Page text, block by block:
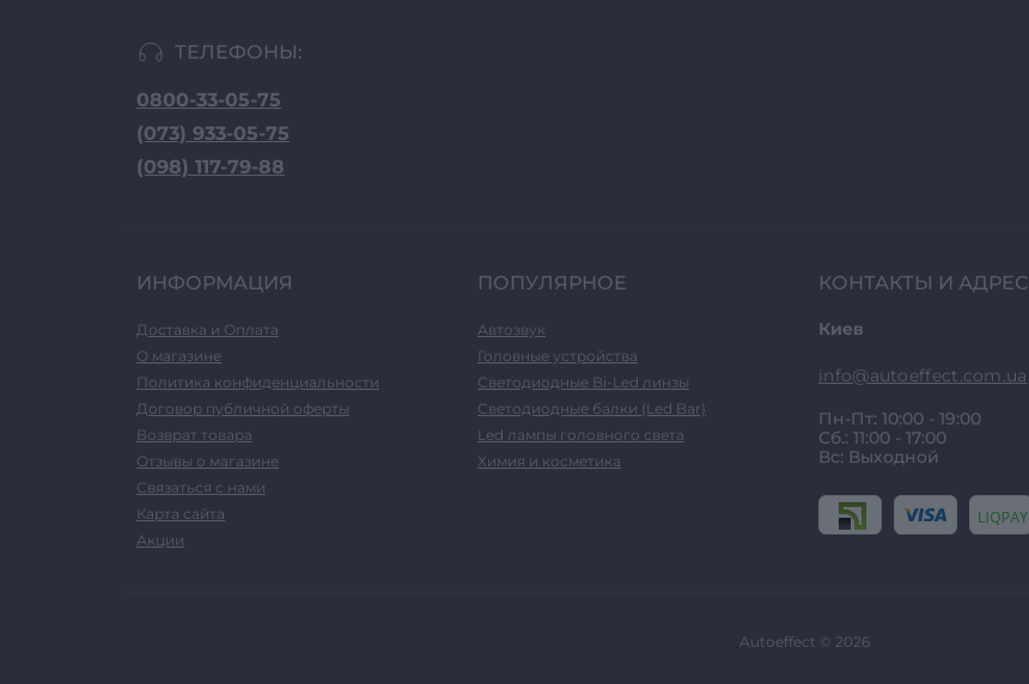
ТЕЛЕФОНЫ:
0800-33-05-75
(073) 933-05-75
(098) 117-79-88
ИНФОРМАЦИЯ
Доставка и Оплата
О магазине
Политика конфиденциальности
Договор публичной оферты
Возврат товара
Отзывы о магазине
Связаться с нами
Карта сайта
Акции
ПОПУЛЯРНОЕ
Автозвук
Головные устройства
Светодиодные Bi-Led линзы
Светодиодные балки (Led Bar)
Led лампы головного света
Химия и косметика
КОНТАКТЫ И АДРЕС
Киев
info@autoeffect.com.ua
Пн-Пт: 10:00 - 19:00
Сб.: 11:00 - 17:00
Вс: Выходной
Autoeffect © 2026